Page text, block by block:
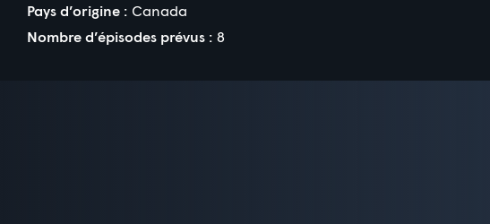
Pays d’origine : Canada
Nombre d’épisodes prévus : 8